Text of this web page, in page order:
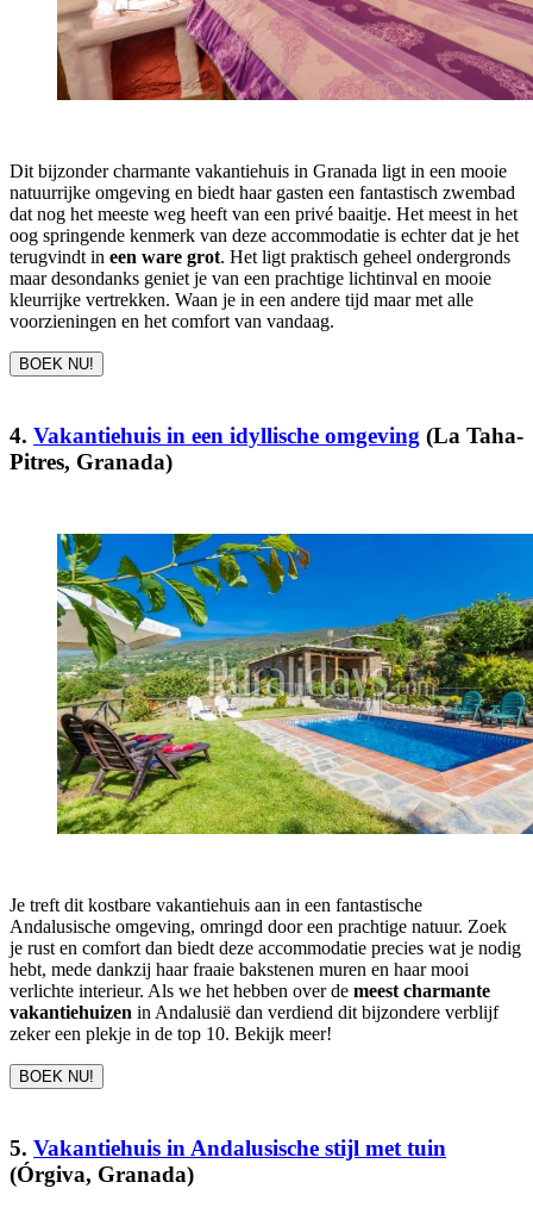
Dit bijzonder charmante vakantiehuis in Granada ligt in een mooie
natuurrijke omgeving en biedt haar gasten een fantastisch zwembad
dat nog het meeste weg heeft van een privé baaitje. Het meest in het
oog springende kenmerk van deze accommodatie is echter dat je het
terugvindt in een ware grot. Het ligt praktisch geheel ondergronds
maar desondanks geniet je van een prachtige lichtinval en mooie
kleurrijke vertrekken. Waan je in een andere tijd maar met alle
voorzieningen en het comfort van vandaag.
BOEK NU!
4. Vakantiehuis in een idyllische omgeving (La Taha-
Pitres, Granada)
Je treft dit kostbare vakantiehuis aan in een fantastische
Andalusische omgeving, omringd door een prachtige natuur. Zoek
je rust en comfort dan biedt deze accommodatie precies wat je nodig
hebt, mede dankzij haar fraaie bakstenen muren en haar mooi
verlichte interieur. Als we het hebben over de meest charmante
vakantiehuizen in Andalusië dan verdiend dit bijzondere verblijf
zeker een plekje in de top 10. Bekijk meer!
BOEK NU!
5. Vakantiehuis in Andalusische stijl met tuin
(Órgiva, Granada)